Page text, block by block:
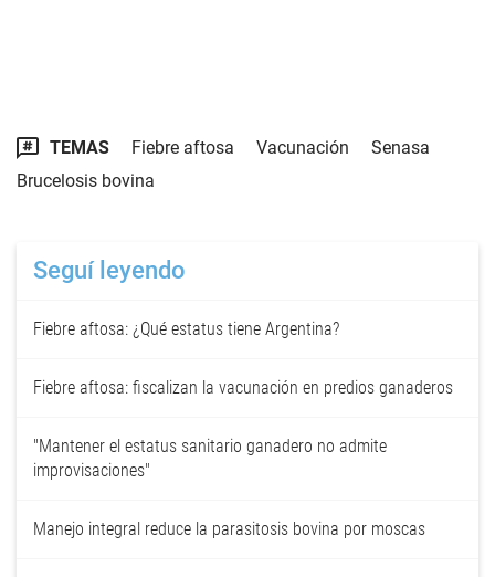
TEMAS Fiebre aftosa Vacunación
Senasa
Brucelosis bovina
Seguí leyendo
Fiebre aftosa: ¿Qué estatus tiene Argentina?
Fiebre aftosa: fiscalizan la vacunación en predios ganaderos
"Mantener el estatus sanitario ganadero no admite
improvisaciones"
Manejo integral reduce la parasitosis bovina por moscas